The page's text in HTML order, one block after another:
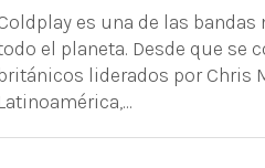
es una de las bandas
el planeta. Desde que se
británicos liderados por Chris
Latinoamérica,...